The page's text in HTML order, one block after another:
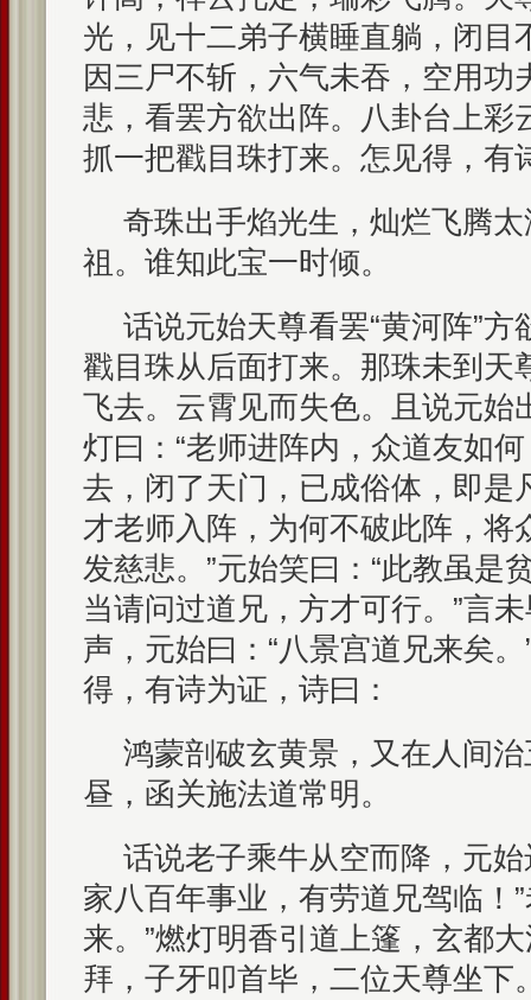
光，见十二弟子横睡直躺，闭目
因三尸不斩，六气未吞，空用功
悲，看罢方欲出阵。八卦台上彩
抓一把戳目珠打来。怎见得，有
奇珠出手焰光生，灿烂飞腾
祖。谁知此宝一时倾。
话说元始天尊看罢“黄河阵”
戳目珠从后面打来。那珠未到天
飞去。云霄见而失色。且说元始
灯曰：“老师进阵内，众道友如
去，闭了天门，已成俗体，即是
才老师入阵，为何不破此阵，将
发慈悲。”元始笑曰：“此教虽是
当请问过道兄，方才可行。”言
声，元始曰：“八景宫道兄来矣
得，有诗为证，诗曰：
鸿蒙剖破玄黄景，又在人间
昼，函关施法道常明。
话说老子乘牛从空而降，元
家八百年事业，有劳道兄驾临！
来。”燃灯明香引道上篷，玄都
拜，子牙叩首毕，二位天尊坐下